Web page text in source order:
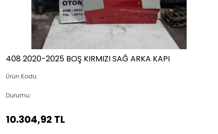
408 2020-2025 BOŞ KIRMIZI SAĞ ARKA KAPI
Ürün Kodu:
Durumu:
10.304,92 TL